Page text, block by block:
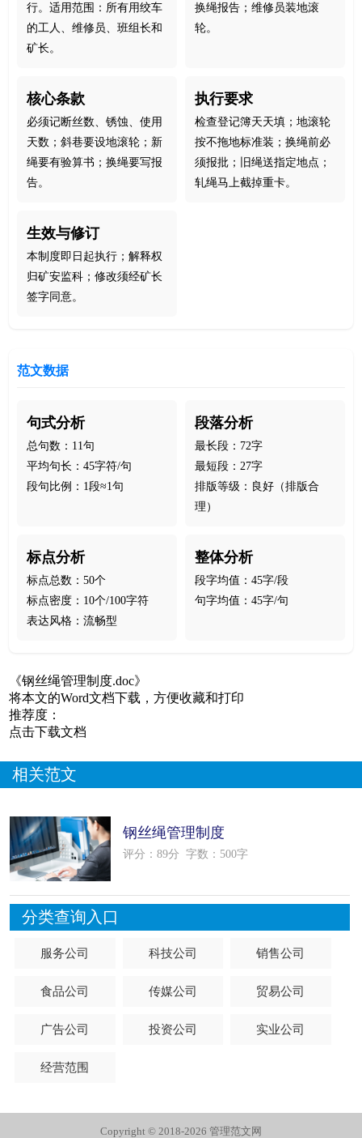
行。适用范围：所有用绞车
的工人、维修员、班组长和
矿长。
换绳报告；维修员装地滚
轮。
核心条款
必须记断丝数、锈蚀、使用
天数；斜巷要设地滚轮；新
绳要有验算书；换绳要写报
告。
执行要求
检查登记簿天天填；地滚轮
按不拖地标准装；换绳前必
须报批；旧绳送指定地点；
轧绳马上截掉重卡。
生效与修订
本制度即日起执行；解释权
归矿安监科；修改须经矿长
签字同意。
范文数据
句式分析
总句数：11句
平均句长：45字符/句
段句比例：1段≈1句
段落分析
最长段：72字
最短段：27字
排版等级：良好（排版合
理）
标点分析
标点总数：50个
标点密度：10个/100字符
表达风格：流畅型
整体分析
段字均值：45字/段
句字均值：45字/句
《钢丝绳管理制度.doc》
将本文的Word文档下载，方便收藏和打印
推荐度：
点击下载文档
相关范文
钢丝绳管理制度
评分：89分 字数：500字
分类查询入口
服务公司 科技公司 销售公司
食品公司 传媒公司 贸易公司
广告公司 投资公司 实业公司
经营范围
Copyright © 2018-2026 管理范文网